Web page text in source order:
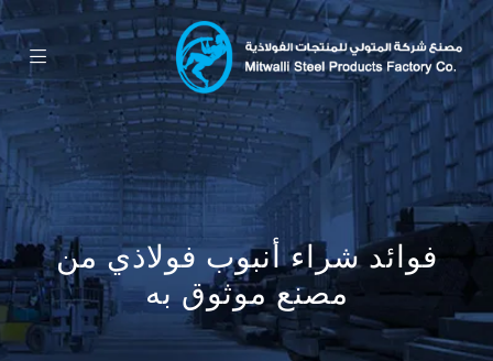
فوائد شراء أنبوب فولاذي من
مصنع موثوق به